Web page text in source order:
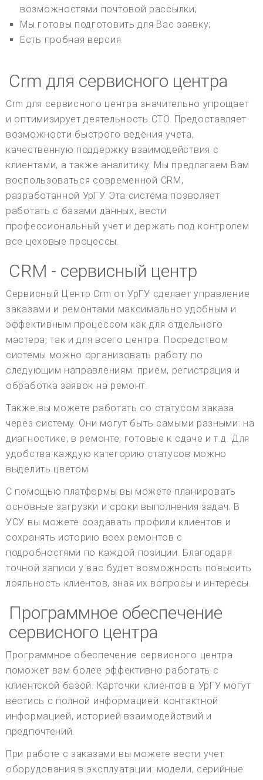
возможностями почтовой рассылки;
Мы готовы подготовить для Вас заявку;
Есть пробная версия.
Crm для сервисного центра
Crm для сервисного центра значительно упрощает
и оптимизирует деятельность СТО. Предоставляет
возможности быстрого ведения учета,
качественную поддержку взаимодействия с
клиентами, а также аналитику. Мы предлагаем Вам
воспользоваться современной CRM,
разработанной УрГУ. Эта система позволяет
работать с базами данных, вести
профессиональный учет и держать под контролем
все цеховые процессы.
CRM - сервисный центр
Сервисный Центр Crm от УрГУ сделает управление
заказами и ремонтами максимально удобным и
эффективным процессом как для отдельного
мастера, так и для всего центра. Посредством
системы можно организовать работу по
следующим направлениям: прием, регистрация и
обработка заявок на ремонт.
Также вы можете работать со статусом заказа
через систему. Они могут быть самыми разными: на
диагностике, в ремонте, готовые к сдаче и т.д. Для
удобства каждую категорию статусов можно
выделить цветом.
С помощью платформы вы можете планировать
основные загрузки и сроки выполнения задач. В
УСУ вы можете создавать профили клиентов и
сохранять историю всех ремонтов с
подробностями по каждой позиции. Благодаря
точной записи у вас будет возможность повысить
лояльность клиентов, зная их вопросы и интересы.
Программное обеспечение
сервисного центра
Программное обеспечение сервисного центра
поможет вам более эффективно работать с
клиентской базой. Карточки клиентов в УрГУ могут
вестись с полной информацией: контактной
информацией, историей взаимодействий и
предпочтений.
При работе с заказами вы можете вести учет
оборудования в эксплуатации: модели, серийные